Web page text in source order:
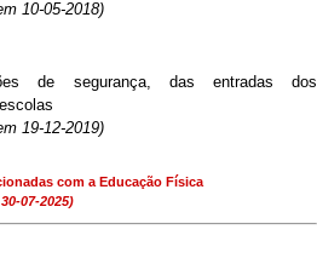
10-05-2018)
de segurança, das entradas dos
19-12-2019)
com a Educação Física
07-2025)